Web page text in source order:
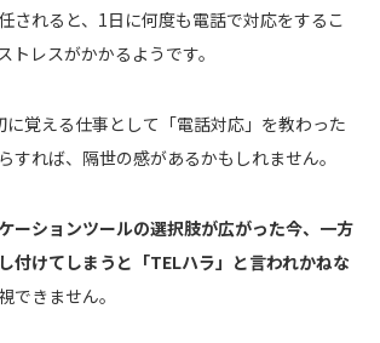
されると、1日に何度も電話で対応をするこ
トレスがかかるようです。
覚える仕事として「電話対応」を教わった
すれば、隔世の感があるかもしれません。
ーションツールの選択肢が広がった今、一方
付けてしまうと「TELハラ」と言われかねな
できません。